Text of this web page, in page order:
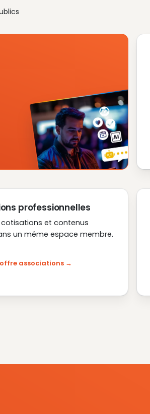
professionnelles
cotisations et contenus
un même espace membre.
associations